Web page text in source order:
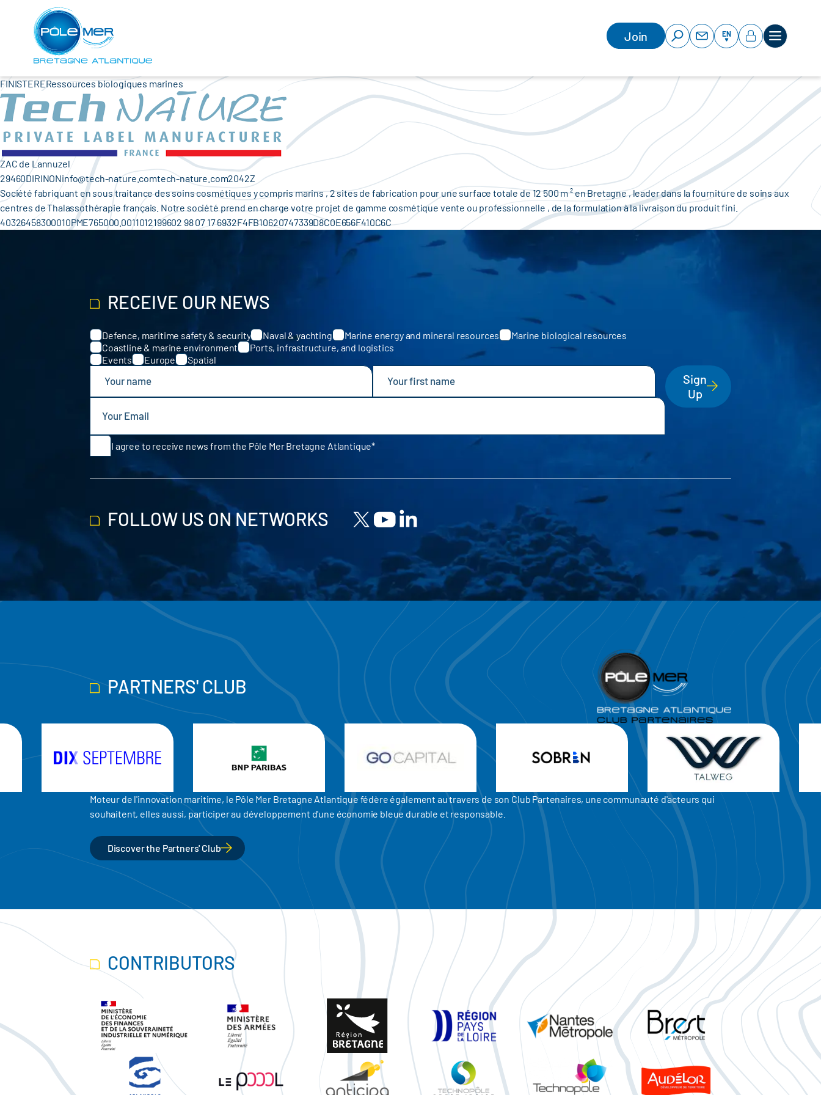
Cookies management panel
Join EN
FINISTERERessources biologiques marines
ZAC de Lannuzel
29460DIRINONinfo@tech-nature.comtech-nature.com2042Z
Société fabriquant en sous traitance des soins cosmétiques y compris marins , 2 sites de fabrication pour une surface totale de 12 500 m ² en Bretagne , leader dans la fourniture de soins aux
centres de Thalassothérapie français. Notre société prend en charge votre projet de gamme cosmétique vente ou professionnelle , de la formulation à la livraison du produit fini.
40326458300010PME765000.0011012199602 98 07 17 6932F4FB10620747339D8C0E656F410C6C
RECEIVE OUR NEWS
Categories
Defence, maritime safety & security Naval & yachting Marine energy and mineral resources
Marine biological resources
Coastline & marine environment
Ports, infrastructure, and logistics
Events
Europe Spatial
Sign
Up
I agree to receive news from the Pôle Mer Bretagne Atlantique
FOLLOW US ON NETWORKS
PARTNERS' CLUB
Moteur de l'innovation maritime, le Pôle Mer Bretagne Atlantique fédère également au travers de son Club Partenaires, une communauté d'acteurs qui
souhaitent, elles aussi, participer au développement d'une économie bleue durable et responsable.
Discover the Partners' Club
CONTRIBUTORS